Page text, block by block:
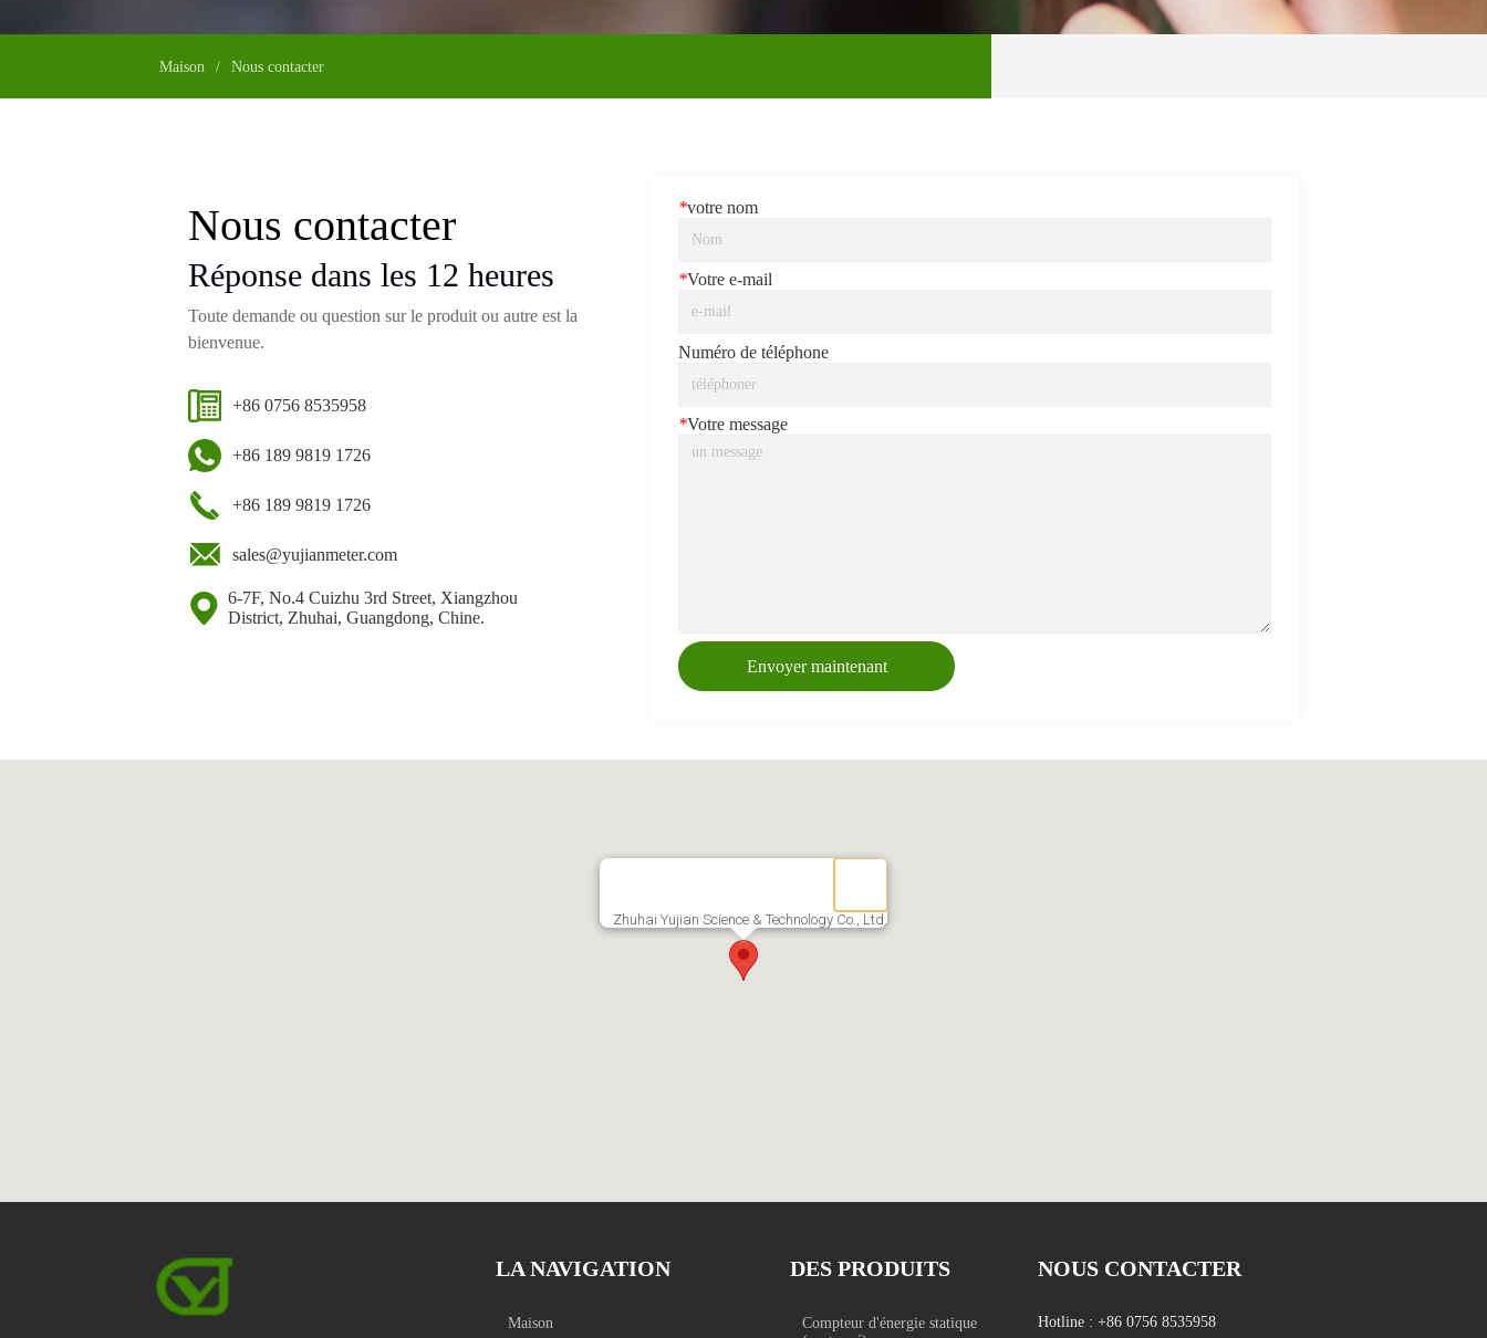
Maison / Nous contacter
Nous contacter
Réponse dans les 12 heures
Toute demande ou question sur le produit ou autre est la
bienvenue.
+86 0756 8535958
+86 189 9819 1726
+86 189 9819 1726
sales@yujianmeter.com
6-7F, No.4 Cuizhu 3rd Street, Xiangzhou
District, Zhuhai, Guangdong, Chine.
*votre nom
*Votre e-mail
Numéro de téléphone
*Votre message
Envoyer maintenant
Zhuhai Yujian Science & Technology Co., Ltd.
LA NAVIGATION
Maison
DES PRODUITS
Compteur d'énergie statique
NOUS CONTACTER
Hotline : +86 0756 8535958